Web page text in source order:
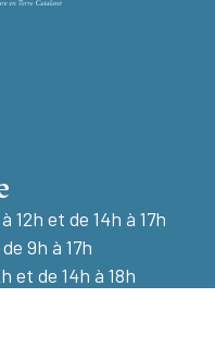
12h et de 14h à 17h
9h à 17h
et de 14h à 18h